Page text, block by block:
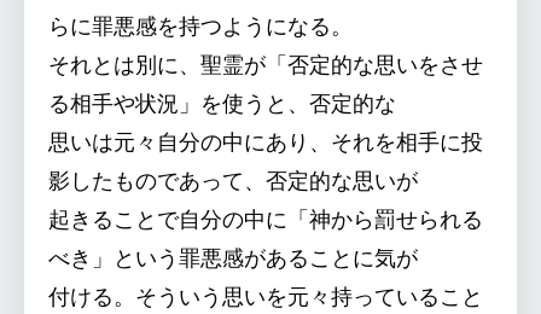
らに罪悪感を持つようになる。
それとは別に、聖霊が「否定的な思いをさせ
る相手や状況」を使うと、否定的な
思いは元々自分の中にあり、それを相手に投
影したものであって、否定的な思いが
起きることで自分の中に「神から罰せられる
べき」という罪悪感があることに気が
付ける。そういう思いを元々持っていること